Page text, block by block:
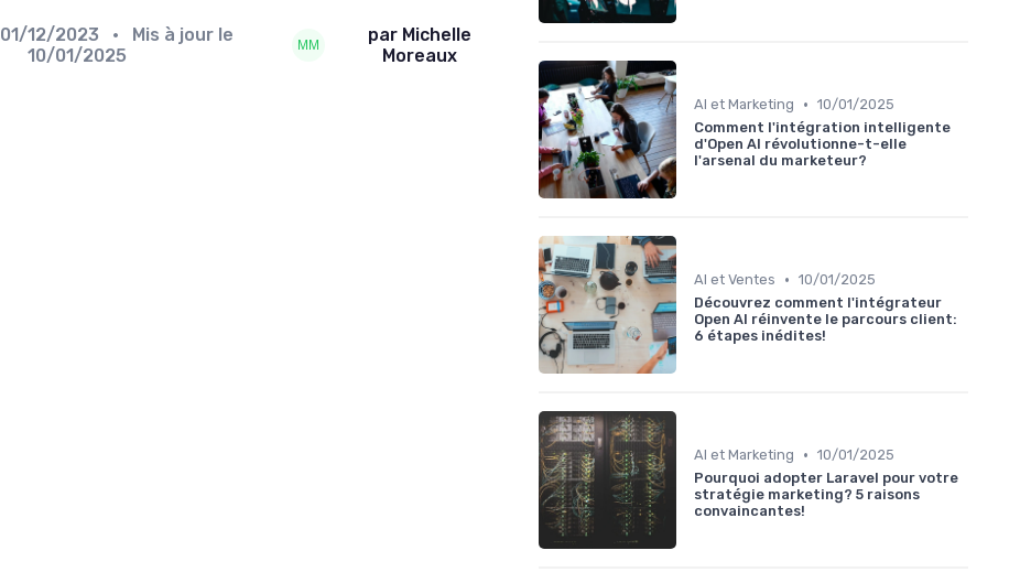
01/12/2023
• Mis à jour le
10/01/2025
par Michelle
Moreaux
AI et Marketing • 10/01/2025
Comment l'intégration intelligente
d'Open AI révolutionne-t-elle
l'arsenal du marketeur?
AI et Ventes • 10/01/2025
Découvrez comment l'intégrateur
Open AI réinvente le parcours client:
6 étapes inédites!
AI et Marketing • 10/01/2025
Pourquoi adopter Laravel pour votre
stratégie marketing? 5 raisons
convaincantes!